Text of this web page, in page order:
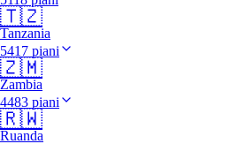
🇹🇿
Tanzania
5417 piani
🇿🇲
Zambia
4483 piani
🇷🇼
Ruanda